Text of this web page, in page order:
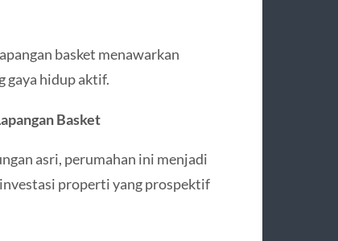
basket menawarkan
gaya hidup aktif.
Basket
asri, perumahan ini menjadi
properti yang prospektif